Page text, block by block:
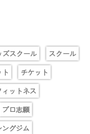
ズスクール
スクール
チケット
ィットネス
プロ志願
ングジム